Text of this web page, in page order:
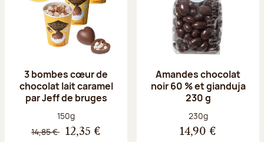
3 bombes cœur de
chocolat lait caramel
par Jeff de bruges
Poids net :
150g
14,85 € 12,35 €
Amandes chocolat
noir 60 % et gianduja
230 g
Poids net :
230g
14,90 €